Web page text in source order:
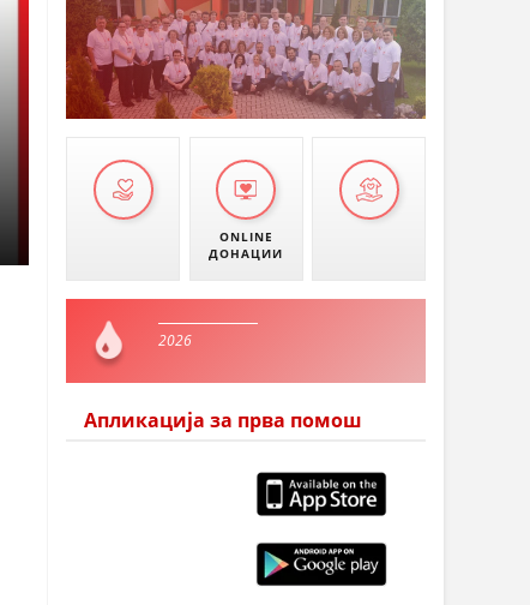
ONLINE
ДОНАЦИИ
2026
Апликација за прва помош